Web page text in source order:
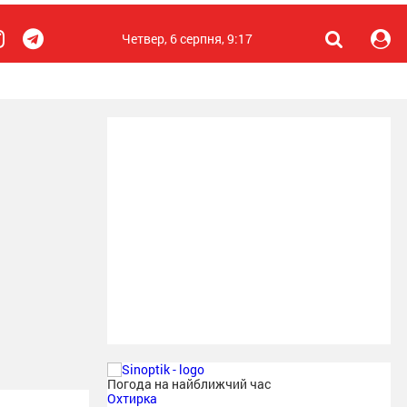
Четвер, 6 серпня, 9:17
Погода на найближчий час
Охтирка